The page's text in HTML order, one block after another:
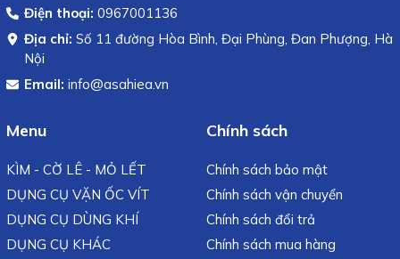
Điện thoại: 0967001136
Địa chỉ: Số 11 đường Hòa Bình, Đại Phùng, Đan Phượng, Hà
Nội
Email: info@asahiea.vn
Menu
KÌM - CỜ LÊ - MỎ LẾT
DỤNG CỤ VẶN ỐC VÍT
DỤNG CỤ DÙNG KHÍ
DỤNG CỤ KHÁC
Chính sách
Chính sách bảo mật
Chính sách vận chuyển
Chính sách đổi trả
Chính sách mua hàng